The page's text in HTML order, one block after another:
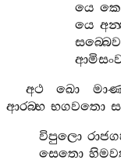
යෙ
යෙ
සබ‍්බෙව
අථ
ඛො
ආරබ‍්භ භගවතො
විපුලො
සෙතො